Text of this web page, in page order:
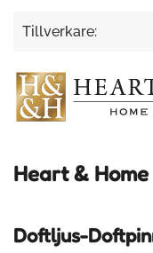
Tillverkare:
Heart & Home
Doftljus-